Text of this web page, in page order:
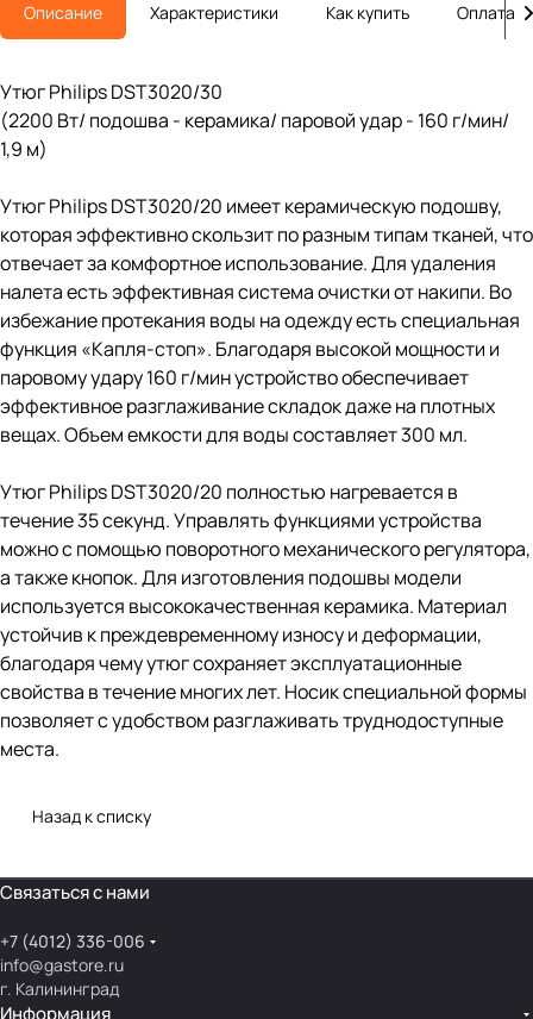
Описание Характеристики Как купить Оплата
Утюг Philips DST3020/30
(2200 Вт/ подошва - керамика/ паровой удар - 160 г/мин/
1,9 м)
Утюг Philips DST3020/20 имеет керамическую подошву,
которая эффективно скользит по разным типам тканей, что
отвечает за комфортное использование. Для удаления
налета есть эффективная система очистки от накипи. Во
избежание протекания воды на одежду есть специальная
функция «Капля-стоп». Благодаря высокой мощности и
паровому удару 160 г/мин устройство обеспечивает
эффективное разглаживание складок даже на плотных
вещах. Объем емкости для воды составляет 300 мл.
Утюг Philips DST3020/20 полностью нагревается в
течение 35 секунд. Управлять функциями устройства
можно с помощью поворотного механического регулятора,
а также кнопок. Для изготовления подошвы модели
используется высококачественная керамика. Материал
устойчив к преждевременному износу и деформации,
благодаря чему утюг сохраняет эксплуатационные
свойства в течение многих лет. Носик специальной формы
позволяет с удобством разглаживать труднодоступные
места.
Назад к списку
Связаться с нами
+7 (4012) 336-006
info@gastore.ru
г. Калининград
Информация